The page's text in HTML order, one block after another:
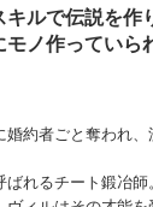
ルで伝説を作
ノ作っていら
約者ごと奪われ
れるチート鍛冶